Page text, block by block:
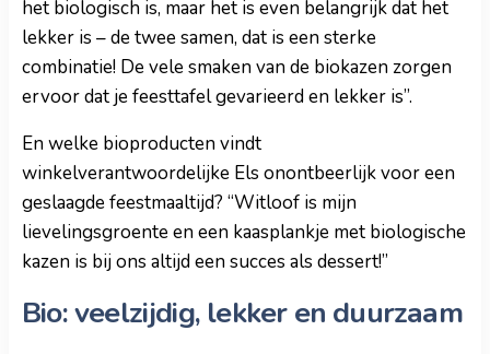
het biologisch is, maar het is even belangrijk dat het
lekker is – de twee samen, dat is een sterke
combinatie! De vele smaken van de biokazen zorgen
ervoor dat je feesttafel gevarieerd en lekker is”.
En welke bioproducten vindt
winkelverantwoordelijke Els onontbeerlijk voor een
geslaagde feestmaaltijd? “Witloof is mijn
lievelingsgroente en een kaasplankje met biologische
kazen is bij ons altijd een succes als dessert!”
Bio: veelzijdig, lekker en duurzaam